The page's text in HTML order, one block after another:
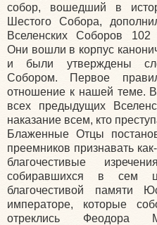
собор, вошедший в
Шестого Собора,
Вселенских Соборов 102
Они вошли в корпус
и были утверждены
Собором. Первое
отношение к нашей теме.
всех предыдущих
наказание всем, кто
Блаженные Отцы
преемников признавать
благочестивые
собиравшихся в сем
благочестивой памяти
императоре, которые
отреклись Феодора